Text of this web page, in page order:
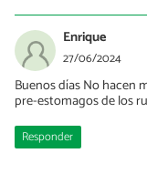
Enrique
27/06/2024
Buenos días No hacen
pre-estomagos de los
Responder